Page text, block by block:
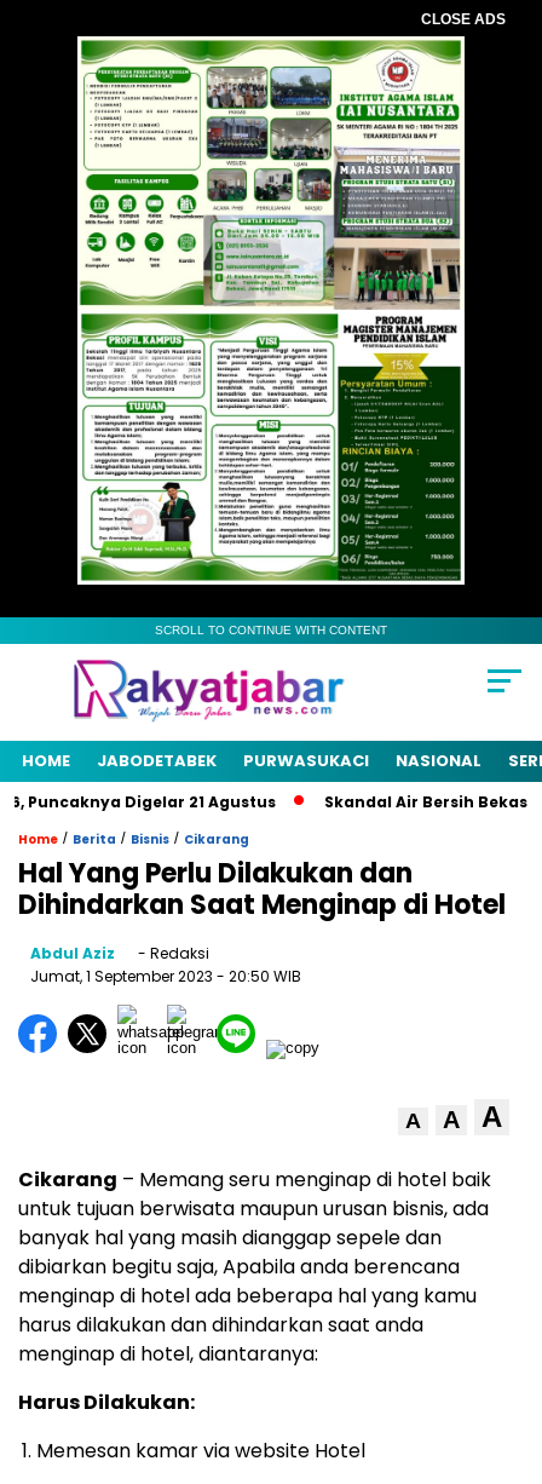
CLOSE ADS
SCROLL TO CONTINUE WITH CONTENT
HOME JABODETABEK PURWASUKACI NASIONAL
Digelar 21 Agustus Skandal Air Bersih Bekasi! 3
Home / Berita / Bisnis / Cikarang
Hal Yang Perlu Dilakukan dan
Dihindarkan Saat Menginap di Hotel
Abdul Aziz
- Redaksi
Jumat, 1 September 2023 - 20:50 WIB
A A A
Cikarang – Memang seru menginap di hotel baik
untuk tujuan berwisata maupun urusan bisnis, ada
banyak hal yang masih dianggap sepele dan
dibiarkan begitu saja, Apabila anda berencana
menginap di hotel ada beberapa hal yang kamu
harus dilakukan dan dihindarkan saat anda
menginap di hotel, diantaranya:
Harus Dilakukan:
Memesan kamar via website Hotel